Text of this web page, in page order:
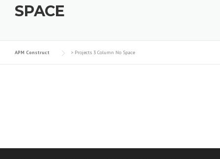
SPACE
APM Construct > Projects 3 Column No Space